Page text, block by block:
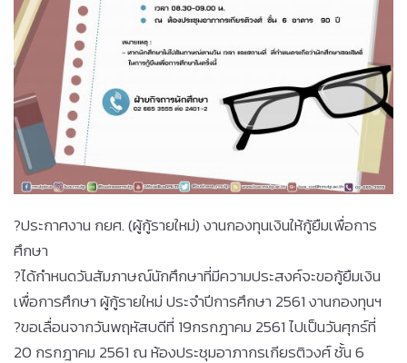
?ประกาศงาน กยศ. (ผู้กู้รายใหม่) งานกองทุนเงินให้กู้ยืมเพื่อการ
ศึกษา
?ได้กำหนดวันสัมภาษณ์นักศึกษาที่มีความประสงค์จะขอกู้ยืมเงิน
เพื่อการศึกษา ผู้กู้รายใหม่ ประจำปีการศึกษา 2561 งานกองทุนฯ
?ขอเลื่อนจากวันพฤหัสบดีที่ 19กรกฎาคม 2561 ไปเป็นวันศุกร์ที่
20 กรกฎาคม 2561 ณ ห้องประชุมอาภากรเกียรติวงศ์ ชั้น 6